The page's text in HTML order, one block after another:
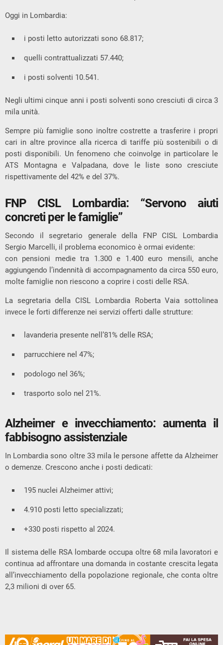
Oggi in Lombardia:
i posti letto autorizzati sono 68.817;
quelli contrattualizzati 57.440;
i posti solventi 10.541.
Negli ultimi cinque anni i posti solventi sono cresciuti di circa 3
mila unità.
Sempre più famiglie sono inoltre costrette a trasferire i propri
cari in altre province alla ricerca di tariffe più sostenibili o di
posti disponibili. Un fenomeno che coinvolge in particolare le
ATS Montagna e Valpadana, dove le liste sono cresciute
rispettivamente del 42% e del 37%.
FNP CISL Lombardia: “Servono aiuti
concreti per le famiglie”
Secondo il segretario generale della FNP CISL Lombardia
Sergio Marcelli, il problema economico è ormai evidente:
con pensioni medie tra 1.300 e 1.400 euro mensili, anche
aggiungendo l’indennità di accompagnamento da circa 550 euro,
molte famiglie non riescono a coprire i costi delle RSA.
La segretaria della CISL Lombardia Roberta Vaia sottolinea
invece le forti differenze nei servizi offerti dalle strutture:
lavanderia presente nell’81% delle RSA;
parrucchiere nel 47%;
podologo nel 36%;
trasporto solo nel 21%.
Alzheimer e invecchiamento: aumenta il
fabbisogno assistenziale
In Lombardia sono oltre 33 mila le persone affette da Alzheimer
o demenze. Crescono anche i posti dedicati:
195 nuclei Alzheimer attivi;
4.910 posti letto specializzati;
+330 posti rispetto al 2024.
Il sistema delle RSA lombarde occupa oltre 68 mila lavoratori e
continua ad affrontare una domanda in costante crescita legata
all’invecchiamento della popolazione regionale, che conta oltre
2,3 milioni di over 65.